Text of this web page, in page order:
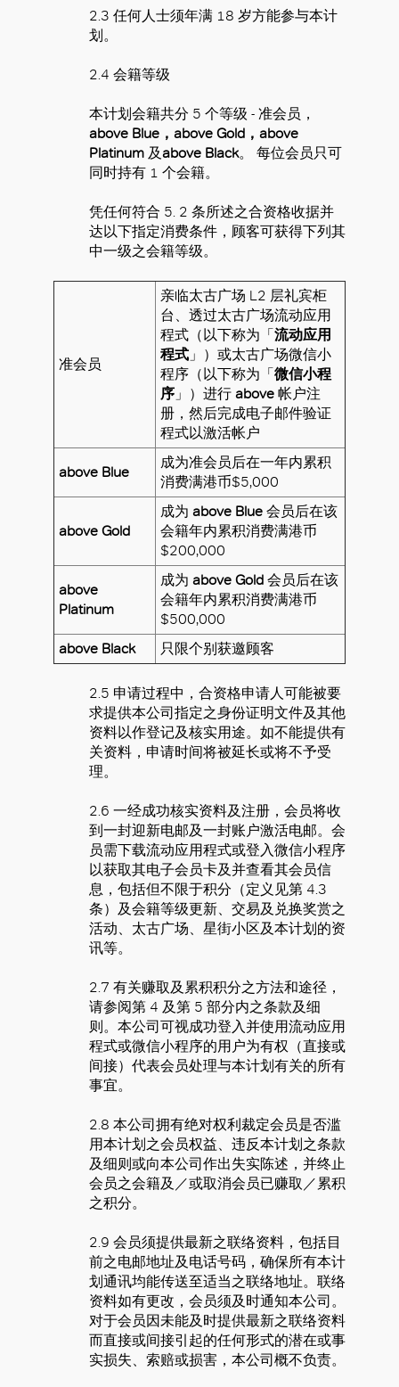
2.3 任何人士须年满 18 岁方能参与本计
划。
2.4 会籍等级
本计划会籍共分 5 个等级 - 准会员，
above Blue，above Gold，above
Platinum 及above Black。 每位会员只可
同时持有 1 个会籍。
凭任何符合 5. 2 条所述之合资格收据并
达以下指定消费条件，顾客可获得下列其
中一级之会籍等级。
准会员
亲临太古广场 L2 层礼宾柜
台、透过太古广场流动应用
程式（以下称为「流动应用
程式 」） 或太古广场微信小
程序（以下称为 「微信小程
序 」） 进行 above 帐户注
册，然后完成电子邮件验证
程式以激活帐户
above Blue
成为准会员后在一年内累积
消费满港币$5,000
above Gold
成为 above Blue 会员后在该
会籍年内累积消费满港币
$200,000
above
Platinum
成为 above Gold 会员后在该
会籍年内累积消费满港币
$500,000
above Black
只限个别获邀顾客
2.5 申请过程中，合资格申请人可能被要
求提供本公司指定之身份证明文件及其他
资料以作登记及核实用途。如不能提供有
关资料，申请时间将被延长或将不予受
理。
2.6 一经成功核实资料及注册，会员将收
到一封迎新电邮及一封账户激活电邮。会
员需下载流动应用程式或登入微信小程序
以获取其电子会员卡及并查看其会员信
息，包括但不限于积分（定义见第 4.3
条）及会籍等级更新、交易及兑换奖赏之
活动、太古广场、星街小区及本计划的资
讯等。
2.7 有关赚取及累积积分之方法和途径，
请参阅第 4 及第 5 部分内之条款及细
则。本公司可视成功登入并使用流动应用
程式或微信小程序的用户为有权（直接或
间接）代表会员处理与本计划有关的所有
事宜。
2.8 本公司拥有绝对权利裁定会员是否滥
用本计划之会员权益、违反本计划之条款
及细则或向本公司作出失实陈述，并终止
会员之会籍及／或取消会员已赚取／累积
之积分。
2.9 会员须提供最新之联络资料，包括目
前之电邮地址及电话号码，确保所有本计
划通讯均能传送至适当之联络地址。联络
资料如有更改，会员须及时通知本公司。
对于会员因未能及时提供最新之联络资料
而直接或间接引起的任何形式的潜在或事
实损失、索赔或损害，本公司概不负责。